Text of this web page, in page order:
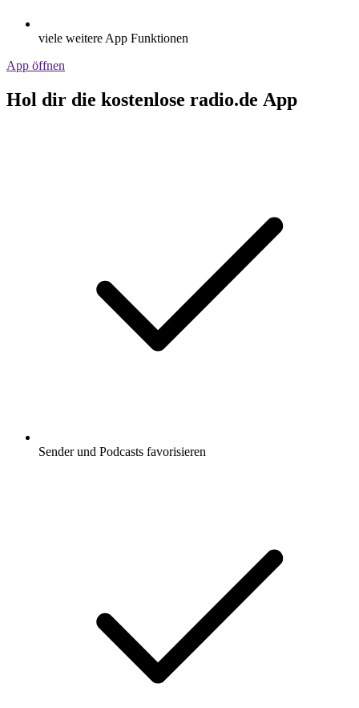
viele weitere App Funktionen
App öffnen
Hol dir die kostenlose radio.de App
Sender und Podcasts favorisieren